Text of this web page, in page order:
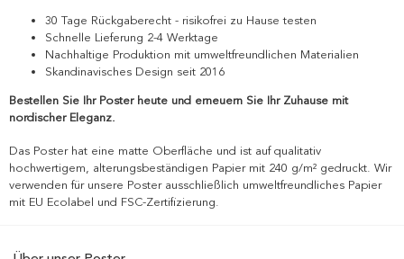
30 Tage Rückgaberecht - risikofrei zu Hause testen
Schnelle Lieferung 2-4 Werktage
Nachhaltige Produktion mit umweltfreundlichen Materialien
Skandinavisches Design seit 2016
Bestellen Sie Ihr Poster heute und erneuern Sie Ihr Zuhause mit
nordischer Eleganz.
Das Poster hat eine matte Oberfläche und ist auf qualitativ
hochwertigem, alterungsbeständigen Papier mit 240 g/m² gedruckt. Wir
verwenden für unsere Poster ausschließlich umweltfreundliches Papier
mit EU Ecolabel und FSC-Zertifizierung.